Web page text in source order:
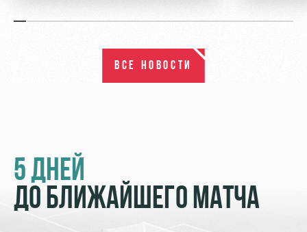
ВСЕ НОВОСТИ
5 ДНЕЙ
ДО БЛИЖАЙШЕГО МАТЧА